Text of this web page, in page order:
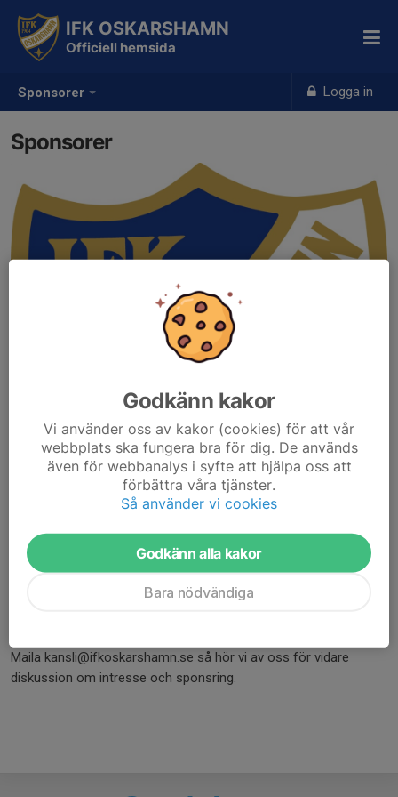
Sponsorer Logga in
IFK OSKARSHAMN
Officiell hemsida
Sponsorer
Maila kansli@ifkoskarshamn.se så hör vi av oss för vidare
diskussion om intresse och sponsring.
Godkänn kakor
Vi använder oss av kakor (cookies) för att vår
webbplats ska fungera bra för dig. De används
även för webbanalys i syfte att hjälpa oss att
förbättra våra tjänster.
Så använder vi cookies
Godkänn alla kakor
Bara nödvändiga